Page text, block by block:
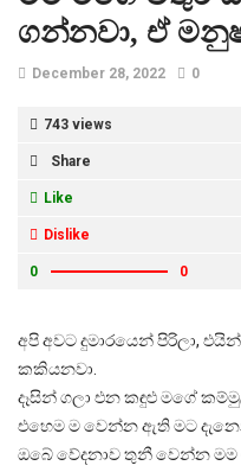
ගන්නවා, ඒ
December 28, 2022 0
743 views
Share
Like
Dislike
0 0
අපි අවට දුමාරයෙන් පිරිලා,
කකියනවා.
දෑසින් ගලා එන කඳුළු මගේ
එහෙම ම වෙන්න ඇති මට
ඔබේ වේදනාව තුනී වෙන්න මම